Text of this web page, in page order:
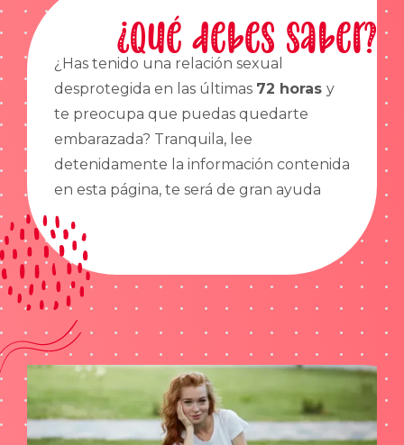
¿Qué debes saber?
¿Has tenido una relación sexual
desprotegida en las últimas 72 horas y
te preocupa que puedas quedarte
embarazada? Tranquila, lee
detenidamente la información contenida
en esta página, te será de gran ayuda